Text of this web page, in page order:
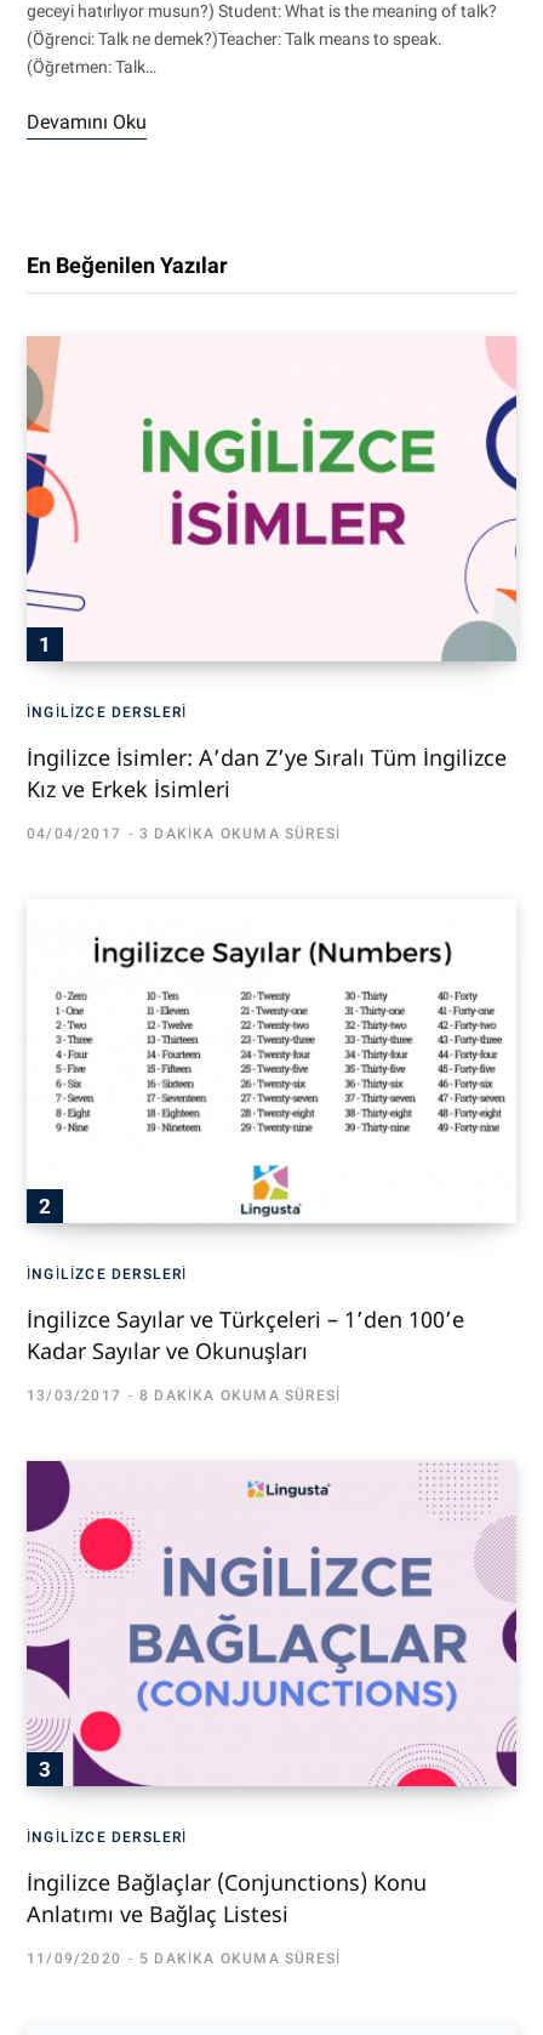
geceyi hatırlıyor musun?) Student: What is the meaning of talk?
(Öğrenci: Talk ne demek?)Teacher: Talk means to speak.
(Öğretmen: Talk…
Devamını Oku
En Beğenilen Yazılar
İNGILIZCE DERSLERI
İngilizce İsimler: A’dan Z’ye Sıralı Tüm İngilizce
Kız ve Erkek İsimleri
04/04/2017 3 DAKIKA OKUMA SÜRESI
İNGILIZCE DERSLERI
İngilizce Sayılar ve Türkçeleri – 1’den 100’e
Kadar Sayılar ve Okunuşları
13/03/2017 8 DAKIKA OKUMA SÜRESI
İNGILIZCE DERSLERI
İngilizce Bağlaçlar (Conjunctions) Konu
Anlatımı ve Bağlaç Listesi
11/09/2020 5 DAKIKA OKUMA SÜRESI